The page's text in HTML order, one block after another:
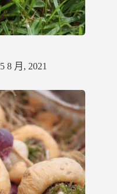
5 8 月, 2021